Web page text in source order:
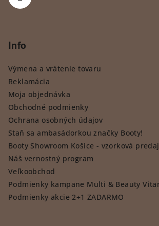
Info
Výmena a vrátenie tovaru
Reklamácia
Moja objednávka
Obchodné podmienky
Ochrana osobných údajov
Staň sa ambasádorkou značky Booty!
Booty Showroom Košice - vzorková
Náš vernostný program
Veľkoobchod
Podmienky kampane Multi & Beauty
Podmienky akcie 2+1 ZADARMO